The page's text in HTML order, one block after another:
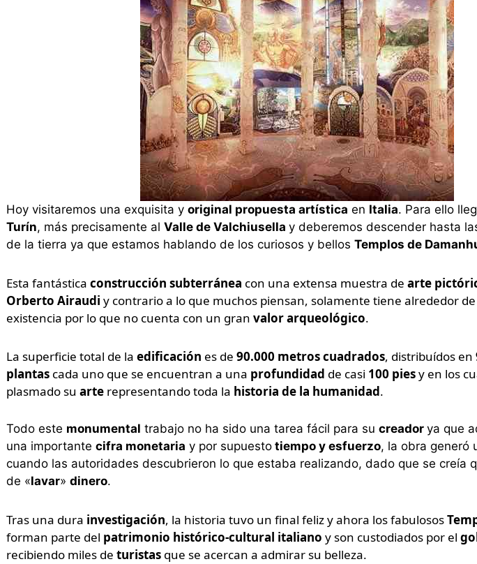
Hoy visitaremos una exquisita y original propuesta artística en Italia. Para ello
Turín, más precisamente al Valle de Valchiusella y deberemos descender hasta
de la tierra ya que estamos hablando de los curiosos y bellos Templos de
Esta fantástica construcción subterránea con una extensa muestra de arte
Orberto Airaudi y contrario a lo que muchos piensan, solamente tiene alrededor de
existencia por lo que no cuenta con un gran valor arqueológico.
La superficie total de la edificación es de 90.000 metros cuadrados, distribuídos en
plantascada uno que se encuentran a una profundidad de casi 100 piesy en los
plasmado su arterepresentando toda la historia de la humanidad.
Todo este monumental trabajo no ha sido una tarea fácil para su creador ya que
una importante cifra monetaria y por supuestotiempo y esfuerzo, la obra generó
cuando las autoridades descubrieron lo que estaba realizando, dado que se creía
de «lavar» dinero.
Tras una dura investigación, la historia tuvo un final feliz y ahora los fabulosos
forman parte del patrimonio histórico-cultural italiano y son custodiados por el
recibiendo miles de turistasque se acercan a admirar su belleza.